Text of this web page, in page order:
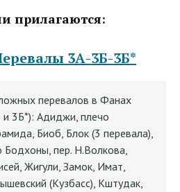
прилагаются:
3А-3Б-3Б*
перевалов в Фанах
3Б*): Адиджи, плечо
Биоб, Блок (3 перевала),
пер. Н.Волкова,
Жигули, Замок, Имат,
(Кузбасс), Кштудак,